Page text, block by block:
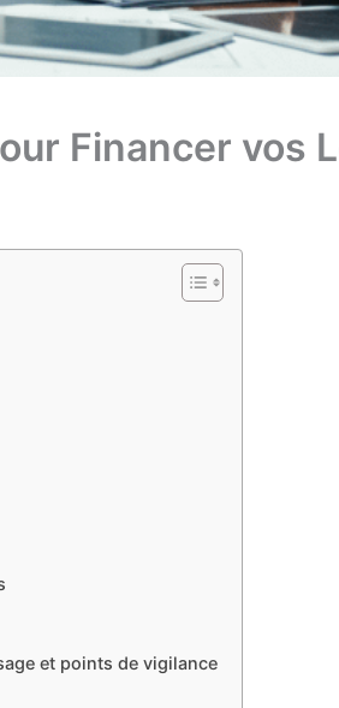
Financer vos
et points de vigilance